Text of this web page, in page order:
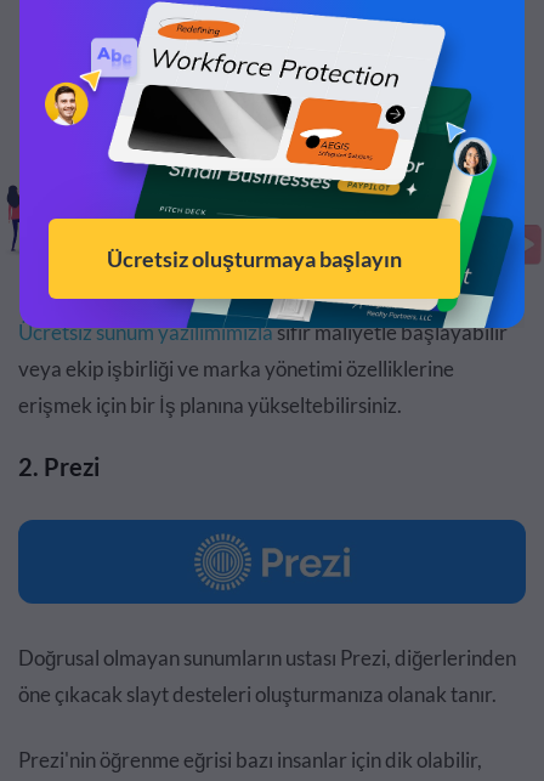
Ücretsiz sunum yazılımımızlasıfır maliyetle başlayabilir
veya ekip işbirliği ve marka yönetimi özelliklerine
erişmek için bir İş planına yükseltebilirsiniz.
2. Prezi
Doğrusal olmayan sunumların ustası Prezi, diğerlerinden
öne çıkacak slayt desteleri oluşturmanıza olanak tanır.
Prezi'nin öğrenme eğrisi bazı insanlar için dik olabilir,